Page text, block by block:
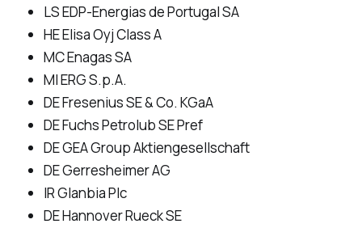
LS EDP-Energias de Portugal SA
HE Elisa Oyj Class A
MC Enagas SA
MI ERG S.p.A.
DE Fresenius SE & Co. KGaA
DE Fuchs Petrolub SE Pref
DE GEA Group Aktiengesellschaft
DE Gerresheimer AG
IR Glanbia Plc
DE Hannover Rueck SE